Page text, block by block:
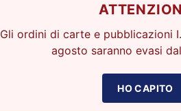
Gli ordini di carte e pubblicazioni
agosto saranno evasi
HO CAPITO